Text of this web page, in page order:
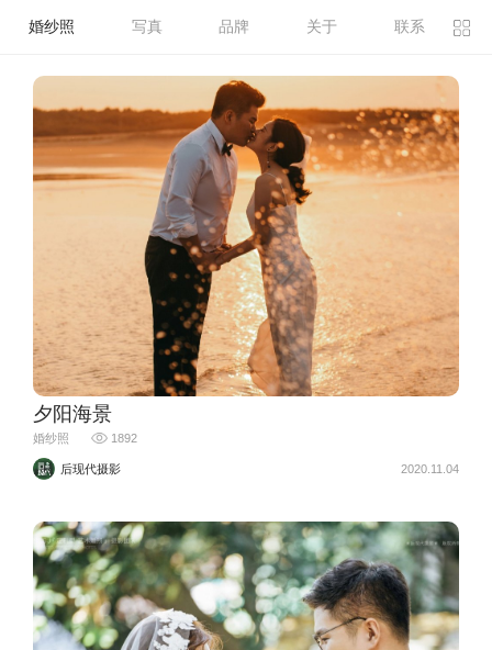
婚纱照 写真 品牌 关于 联系
夕阳海景
婚纱照 1892
后现代摄影 2020.11.04